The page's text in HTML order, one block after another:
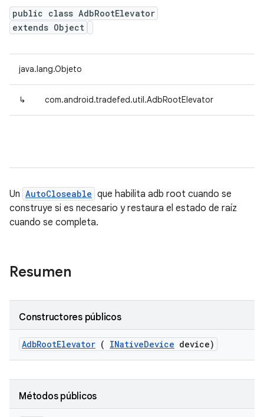
public class AdbRootElevator
extends Object
java.lang.Objeto
↳ com.android.tradefed.util.AdbRootElevator
Un AutoCloseable que habilita adb root cuando se
construye si es necesario y restaura el estado de raíz
cuando se completa.
Resumen
Constructores públicos
AdbRootElevator ( INativeDevice device)
Métodos públicos